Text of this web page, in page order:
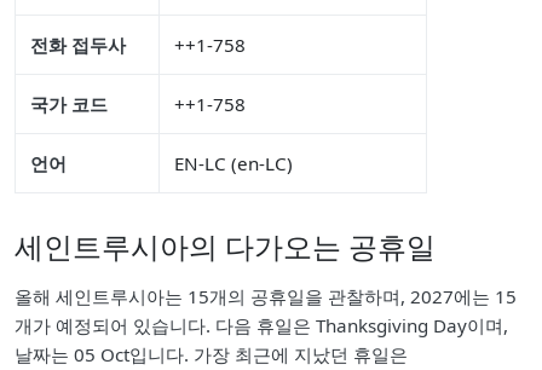
전화 접두사 ++1-758
국가 코드 ++1-758
언어 EN-LC (en-LC)
세인트루시아의 다가오는 공휴일
올해 세인트루시아는 15개의 공휴일을 관찰하며, 2027에는 15
개가 예정되어 있습니다. 다음 휴일은 Thanksgiving Day이며,
날짜는 05 Oct입니다. 가장 최근에 지났던 휴일은